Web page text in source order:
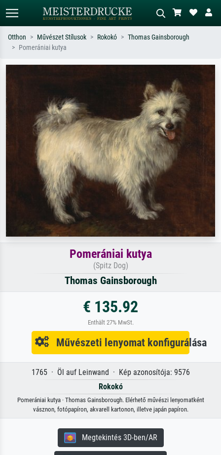
akt.
piros absztrakt, sötét olajkép, álló akt
egy fa mellett.
Otthon Művészet Stílusok Rokokó
Thomas Gainsborough
Pomerániai kutya
Pomerániai kutya
(Spitz Dog)
Thomas Gainsborough
€ 135.92
Enthält 27% MwSt.
Művészeti lenyomat konfigurálása
1765 · Öl auf Leinwand · Kép azonosítója: 9576
Rokokó
Pomerániai kutya · Thomas Gainsborough. Elérhető művészi lenyomatként
vásznon, fotópapíron, akvarell kartonon, illetve japán papíron.
Megtekintés 3D-ben/AR